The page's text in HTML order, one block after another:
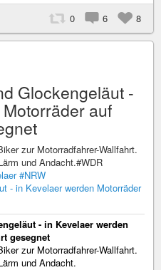
0 6 8
Glockengeläut -
auf
zur Motorradfahrer-Wallfahrt.
und Andacht.#WDR
#NRW
- in Kevelaer werden Motorräder
- in Kevelaer werden
gesegnet
zur Motorradfahrer-Wallfahrt.
und Andacht.